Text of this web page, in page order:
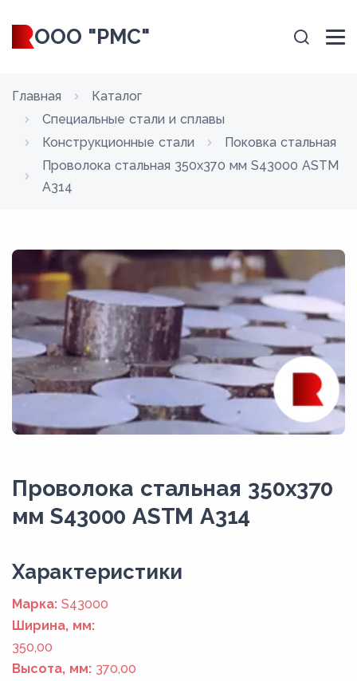
ООО "РМС"
Главная
Каталог
Специальные стали и сплавы
Конструкционные стали
Поковка стальная
Проволока стальная 350х370 мм S43000 ASTM
A314
Проволока стальная 350х370
мм S43000 ASTM A314
Xарактеристики
Марка: S43000
Ширина, мм:
350,00
Высота, мм: 370,00